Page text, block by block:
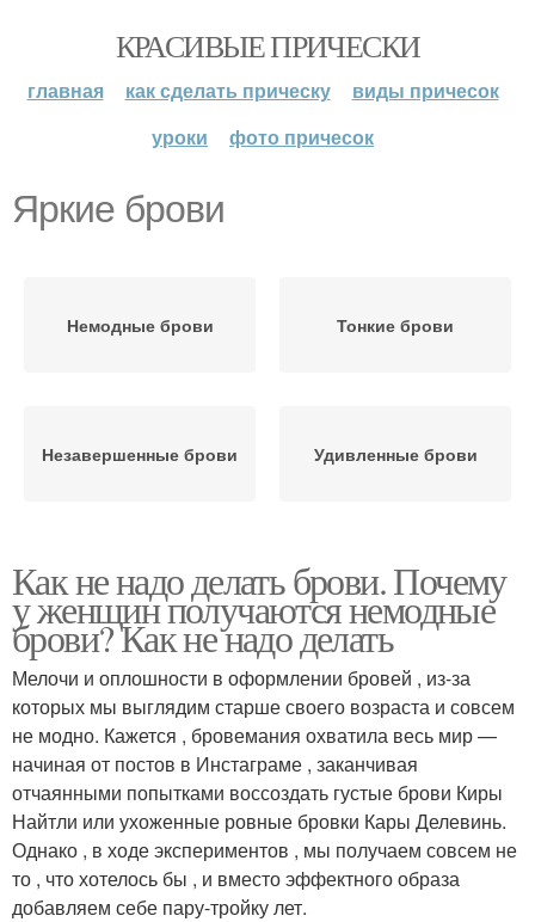
КРАСИВЫЕ ПРИЧЕСКИ
главная как сделать прическу
виды причесок
уроки
фото причесок
Яркие брови
Немодные брови Тонкие брови
Незавершенные брови Удивленные брови
Как не надо делать брови. Почему
у женщин получаются немодные
брови? Как не надо делать
Мелочи и оплошности в оформлении бровей , из-за
которых мы выглядим старше своего возраста и совсем
не модно. Кажется , бровемания охватила весь мир —
начиная от постов в Инстаграме , заканчивая
отчаянными попытками воссоздать густые брови Киры
Найтли или ухоженные ровные бровки Кары Делевинь.
Однако , в ходе экспериментов , мы получаем совсем не
то , что хотелось бы , и вместо эффектного образа
добавляем себе пару-тройку лет.